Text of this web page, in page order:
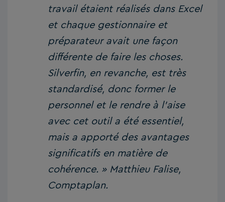
travail étaient réalisés dans Excel
et chaque gestionnaire et
préparateur avait une façon
différente de faire les choses.
Silverfin, en revanche, est très
standardisé, donc former le
personnel et le rendre à l’aise
avec cet outil a été essentiel,
mais a apporté des avantages
significatifs en matière de
cohérence. » Matthieu Falise,
Comptaplan.